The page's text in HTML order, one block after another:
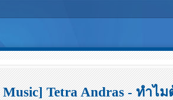
Music] Tetra Andras - ทำไ